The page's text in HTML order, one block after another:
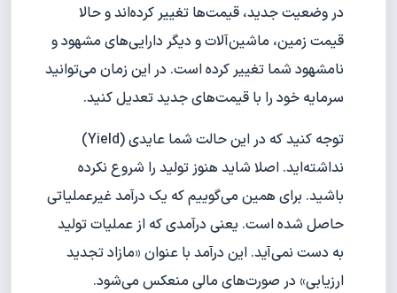
در وضعیت جدید، قیمت‌ها تغییر کرده‌اند و حالا
قیمت زمین، ماشین‌آلات و دیگر دارایی‌های مشهود و
نامشهود شما تغییر کرده است. در این زمان می‌توانید
سرمایه خود را با قیمت‌های جدید تعدیل کنید.
توجه کنید که در این حالت شما عایدی (Yield)
نداشته‌اید. اصلا شاید هنوز تولید را شروع نکرده
باشید. برای همین می‌گوییم که یک درآمد غیرعملیاتی
حاصل شده است. یعنی درآمدی که از عملیات تولید
به دست نمی‌آید. این درآمد با عنوان «مازاد تجدید
ارزیابی» در صورت‌های مالی منعکس می‌شود.